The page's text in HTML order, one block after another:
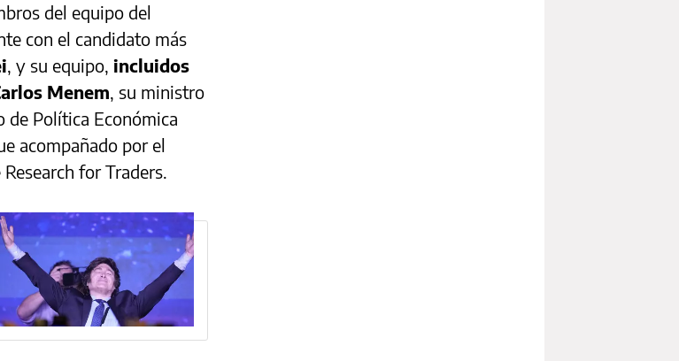
del equipo del
con el candidato más
, y su equipo, incluidos
Menem, su ministro
de Política Económica
acompañado por el
for Traders.